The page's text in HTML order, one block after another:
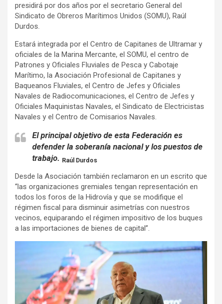
presidirá por dos años por el secretario General del
Sindicato de Obreros Marítimos Unidos (SOMU), Raúl
Durdos.
Estará integrada por el Centro de Capitanes de Ultramar y
oficiales de la Marina Mercante, el SOMU, el centro de
Patrones y Oficiales Fluviales de Pesca y Cabotaje
Marítimo, la Asociación Profesional de Capitanes y
Baqueanos Fluviales, el Centro de Jefes y Oficiales
Navales de Radiocomunicaciones, el Centro de Jefes y
Oficiales Maquinistas Navales, el Sindicato de Electricistas
Navales y el Centro de Comisarios Navales.
El principal objetivo de esta Federación es
defender la soberanía nacional y los puestos de
trabajo. Raúl Durdos
Desde la Asociación también reclamaron en un escrito que
“las organizaciones gremiales tengan representación en
todos los foros de la Hidrovía y que se modifique el
régimen fiscal para disminuir asimetrías con nuestros
vecinos, equiparando el régimen impositivo de los buques
a las importaciones de bienes de capital”.